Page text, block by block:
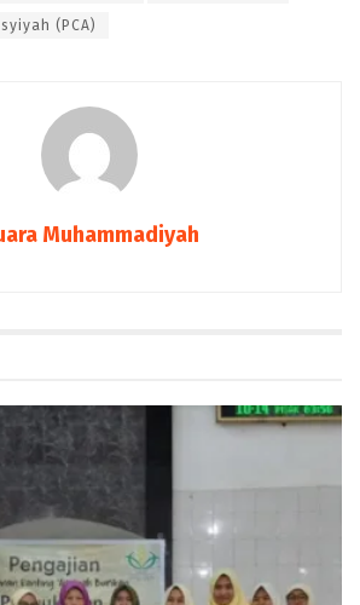
(PCA)
Muhammadiyah